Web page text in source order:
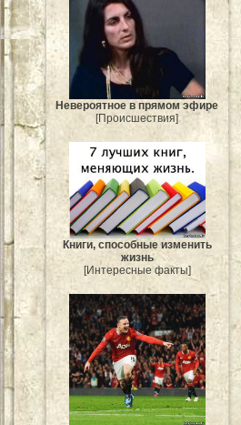
Невероятное в прямом эфире
[Происшествия]
Книги, способные изменить
жизнь
[Интересные факты]